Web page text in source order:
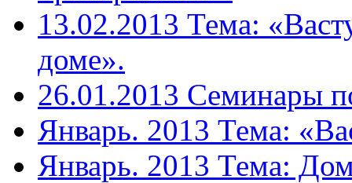
13.02.2013 Тема:
доме».
26.01.2013 Семинары
Январь. 2013 Тема:
Январь. 2013 Тема: